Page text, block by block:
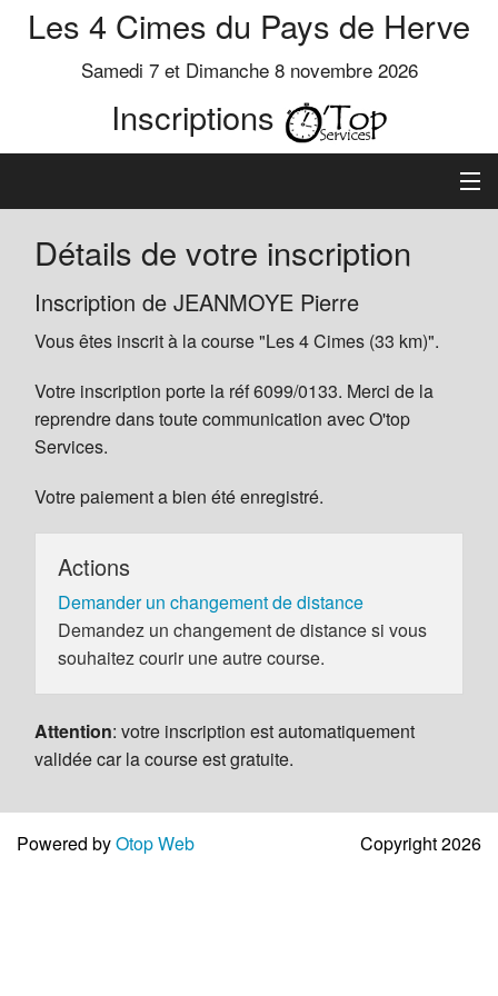
Les 4 Cimes du Pays de Herve
Samedi 7 et Dimanche 8 novembre 2026
Inscriptions
Inscription
Préinscrits
Informations
Détails de votre inscription
Inscription de JEANMOYE Pierre
Vous êtes inscrit à la course "Les 4 Cimes (33 km)".
Votre inscription porte la réf 6099/0133. Merci de la
reprendre dans toute communication avec O'top
Services.
Votre paiement a bien été enregistré.
Actions
Demander un changement de distance
Demandez un changement de distance si vous
souhaitez courir une autre course.
Attention: votre inscription est automatiquement
validée car la course est gratuite.
Powered byOtop Web Copyright 2026